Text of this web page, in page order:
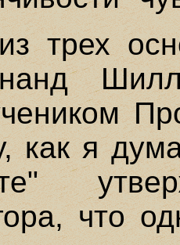
трех
как я
что